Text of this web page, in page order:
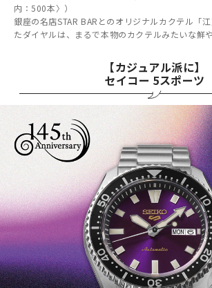
内：500本〉）
銀座の名店STAR BARとのオリジナルカクテル「
たダイヤルは、まるで本物のカクテルみたいな鮮
【カジュアル派に】
セイコー 5スポーツ